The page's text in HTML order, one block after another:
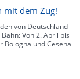
mit dem Zug!
von Deutschland
Von 2. April bis
Bologna und Cesena